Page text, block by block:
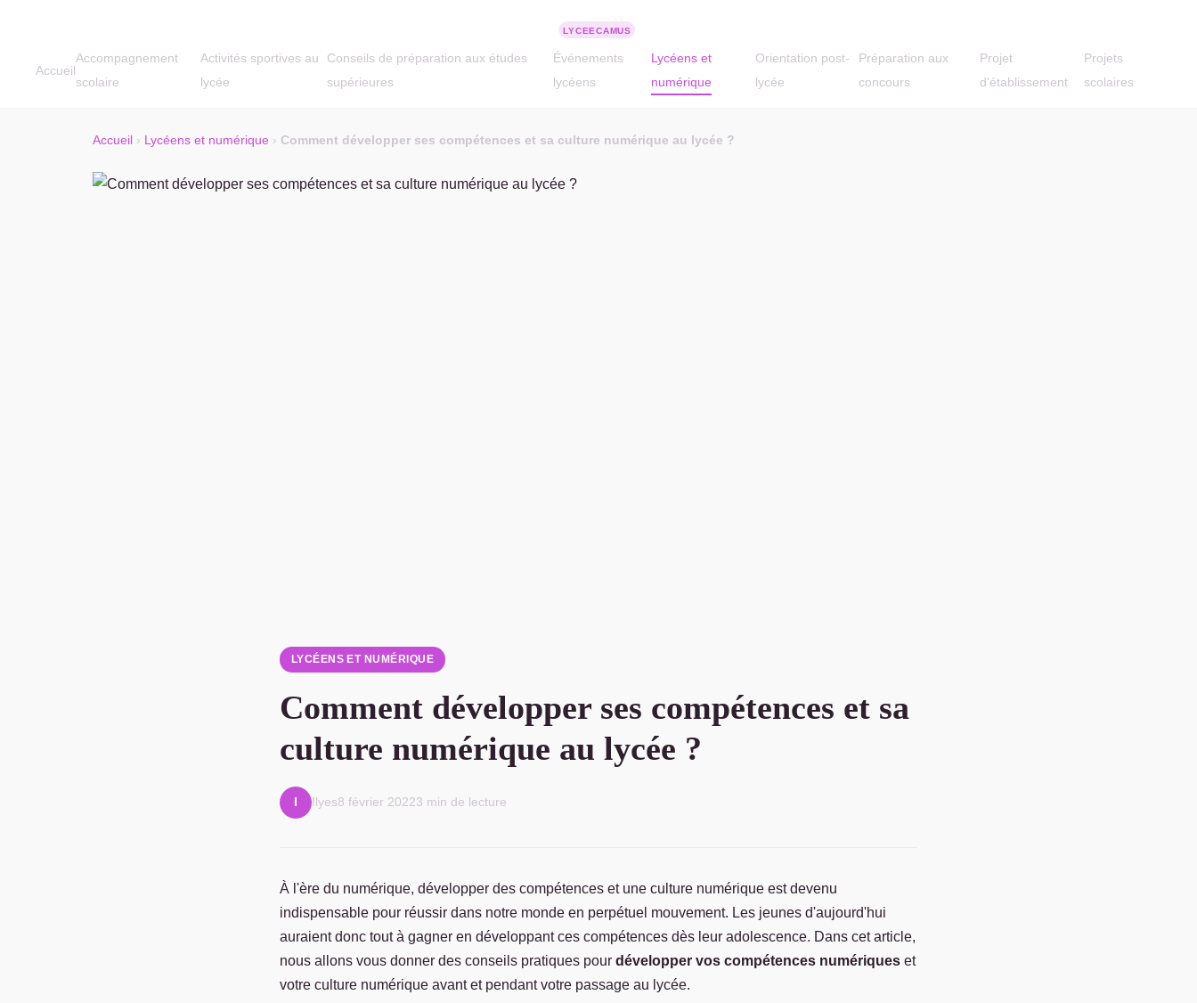
Accueil
Accompagnement
scolaire
Activités sportives au
lycée
Conseils de préparation aux études
supérieures
Événements
lycéens
Lycéens et
numérique
Orientation post-
lycée
Préparation aux
concours
Projet
d'établissement
Projets
scolaires
Accueil › Lycéens et numérique › Comment développer ses compétences et sa culture numérique au lycée ?
LYCÉENS ET NUMÉRIQUE
Comment développer ses compétences et sa
culture numérique au lycée ?
Ilyes8 février 20223 min de lecture
À l'ère du numérique, développer des compétences et une culture numérique est devenu
indispensable pour réussir dans notre monde en perpétuel mouvement. Les jeunes d'aujourd'hui
auraient donc tout à gagner en développant ces compétences dès leur adolescence. Dans cet article,
nous allons vous donner des conseils pratiques pour développer vos compétences numériques et
votre culture numérique avant et pendant votre passage au lycée.